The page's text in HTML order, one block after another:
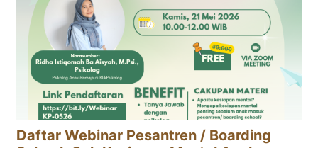
Daftar Webinar Pesantren / Boarding